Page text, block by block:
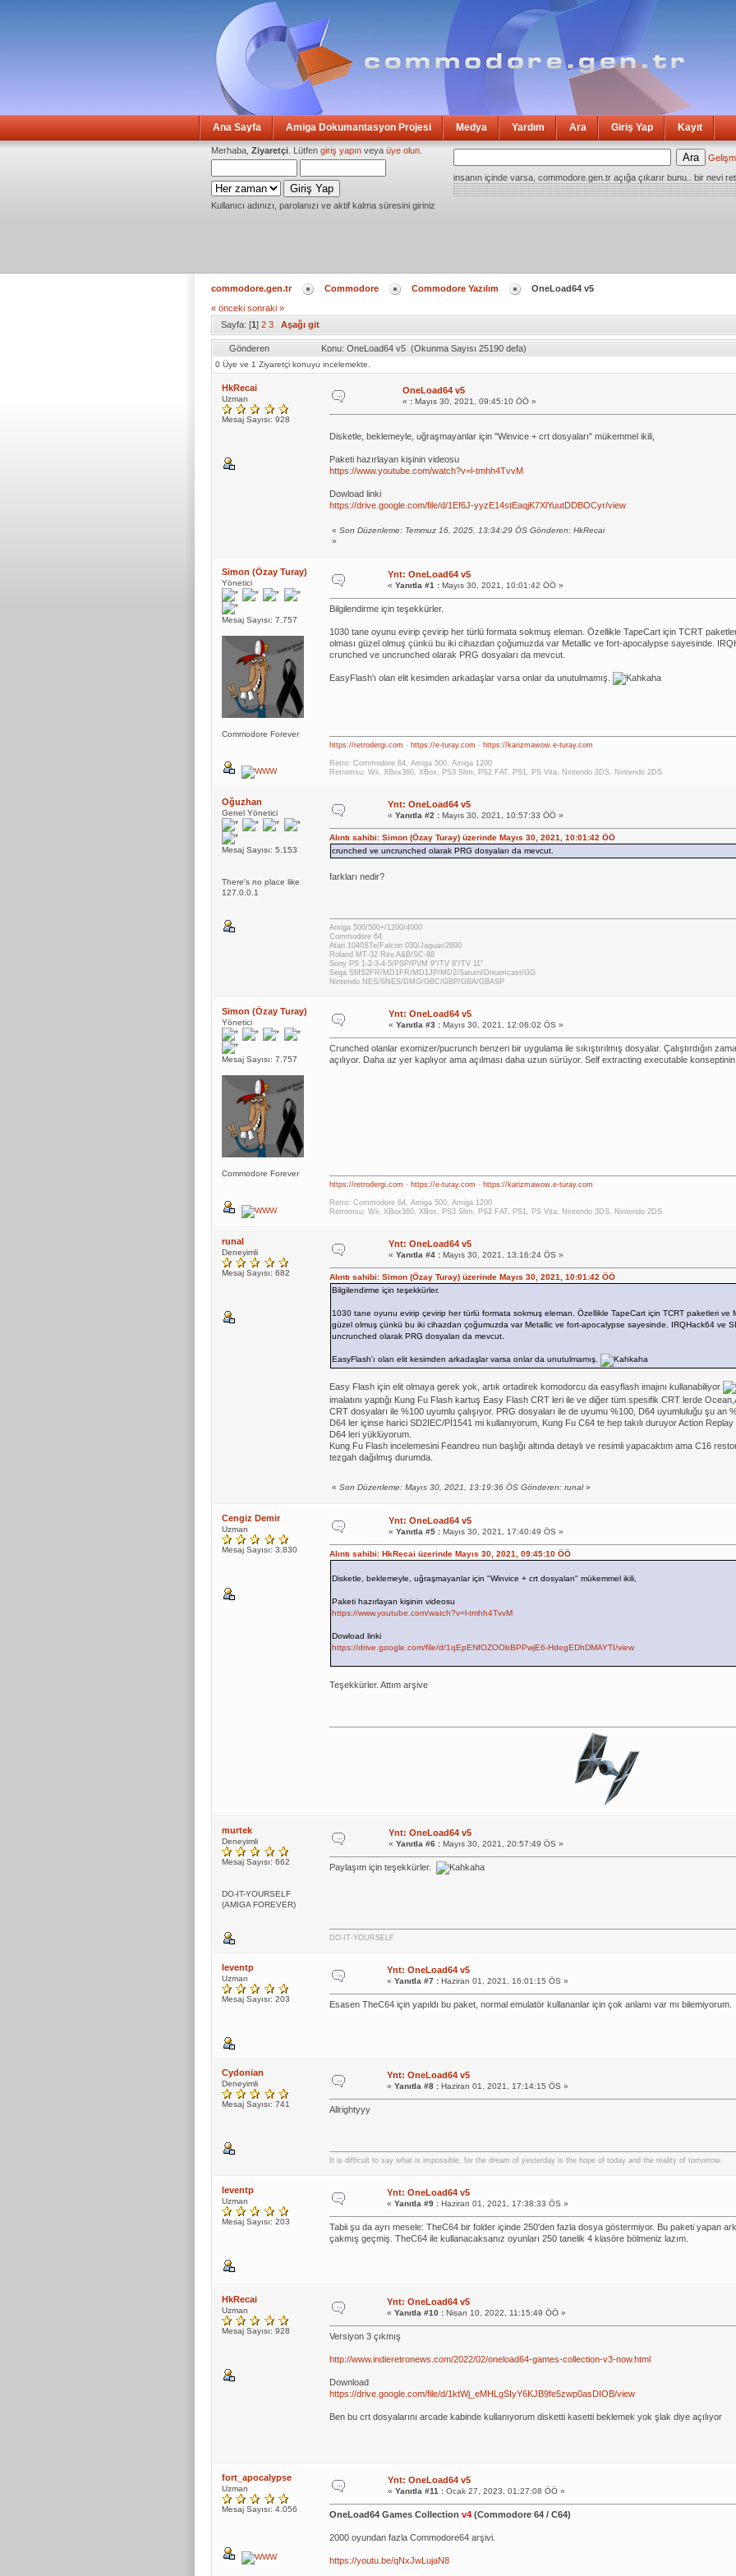
Ana Sayfa Amiga Dokumantasyon Projesi Medya Yardım Ara Giriş Yap Kayıt
Merhaba, Ziyaretçi . Lütfen giriş yapın veya üye olun
Kullanıcı adınızı, parolanızı ve aktif kalma süresini giriniz
insanın içinde varsa, commodore.gen.tr açığa çıkarır bunu.. bir nevi
commodore.gen.tr Commodore Commodore Yazılım
OneLoad64 v5
« önceki sonraki »
Sayfa: [1] 2 3 Aşağı git
Gönderen Konu: OneLoad64 v5 (Okunma Sayısı 25190 defa)
0 Üye ve 1 Ziyaretçi konuyu incelemekte.
HkRecai
Uzman
Mesaj Sayısı: 928
OneLoad64 v5
« :Mayıs 30, 2021, 09:45:10 ÖÖ »
Disketle, beklemeyle, uğraşmayanlar için "Winvice + crt dosyaları" mükemmel ikili,
Paketi hazırlayan kişinin videosu
https://www.youtube.com/watch?v=l-tmhh4TvvM
Dowload linki
https://drive.google.com/file/d/1Ef6J-yyzE14stEaqjK7XlYuutDDBOCyr/view
« Son Düzenleme: Temmuz 16, 2025, 13:34:29 ÖS Gönderen: HkRecai
»
Simon (Özay Turay)
Yönetici
Mesaj Sayısı: 7.757
Commodore Forever
Ynt: OneLoad64 v5
« Yanıtla #1 :Mayıs 30, 2021, 10:01:42 ÖÖ »
Bilgilendirme için teşekkürler.
1030 tane oyunu evirip çevirip her türlü formata sokmuş eleman. Özellikle TapeCart için TCRT
olması güzel olmuş çünkü bu iki cihazdan çoğumuzda var Metallic ve fort-apocalypse sayesinde.
crunched ve uncrunched olarak PRG dosyaları da mevcut.
EasyFlash'ı olan elit kesimden arkadaşlar varsa onlar da unutulmamış.
https://retrodergi.com - https://e-turay.com - https://karizmawow.e-turay.com
Retro: Commodore 64, Amiga 500, Amiga 1200
Retromsu: Wii, XBox360, XBox, PS3 Slim, PS2 FAT, PS1, PS Vita, Nintendo 3DS, Nintendo 2DS
Oğuzhan
Genel Yönetici
Mesaj Sayısı: 5.153
There's no place like
127.0.0.1
Ynt: OneLoad64 v5
« Yanıtla #2 :Mayıs 30, 2021, 10:57:33 ÖÖ »
Alıntı sahibi: Simon (Özay Turay) üzerinde Mayıs 30, 2021, 10:01:42 ÖÖ
crunched ve uncrunched olarak PRG dosyaları da mevcut.
farkları nedir?
Amiga 500/500+/1200/4000
Commodore 64
Atari 1040STe/Falcon 030/Jaguar/2600
Roland MT-32 Rev.A&B/SC-88
Sony PS 1-2-3-4-5/PSP/PVM 9"/TV 9"/TV 11"
Sega SMS2FR/MD1FR/MD1JP/MD2/Saturn/Dreamcast/GG
Nintendo NES/SNES/DMG/GBC/GBP/GBA/GBASP
Simon (Özay Turay)
Yönetici
Mesaj Sayısı: 7.757
Commodore Forever
Ynt: OneLoad64 v5
« Yanıtla #3 :Mayıs 30, 2021, 12:06:02 ÖS »
Crunched olanlar exomizer/pucrunch benzeri bir uygulama ile sıkıştırılmış dosyalar. Çalıştırdığın
açılıyor. Daha az yer kaplıyor ama açılması daha uzun sürüyor. Self extracting executable konseptinin
https://retrodergi.com - https://e-turay.com - https://karizmawow.e-turay.com
Retro: Commodore 64, Amiga 500, Amiga 1200
Retromsu: Wii, XBox360, XBox, PS3 Slim, PS2 FAT, PS1, PS Vita, Nintendo 3DS, Nintendo 2DS
runal
Deneyimli
Mesaj Sayısı: 682
Ynt: OneLoad64 v5
« Yanıtla #4 :Mayıs 30, 2021, 13:16:24 ÖS »
Alıntı sahibi: Simon (Özay Turay) üzerinde Mayıs 30, 2021, 10:01:42 ÖÖ
Bilgilendirme için teşekkürler.
1030 tane oyunu evirip çevirip her türlü formata sokmuş eleman. Özellikle TapeCart için TCRT paketleri ve
güzel olmuş çünkü bu iki cihazdan çoğumuzda var Metallic ve fort-apocalypse sayesinde. IRQHack64 ve
uncrunched olarak PRG dosyaları da mevcut.
EasyFlash'ı olan elit kesimden arkadaşlar varsa onlar da unutulmamış.
Easy Flash için elit olmaya gerek yok, artık ortadirek komodorcu da easyflash imajını kullanabiliyor
imalatını yaptığı Kung Fu Flash kartuş Easy Flash CRT leri ile ve diğer tüm spesifik CRT lerde
CRT dosyaları ile %100 uyumlu çalışıyor. PRG dosyaları ile de uyumu %100, D64 uyumluluğu şu an
D64 ler içinse harici SD2IEC/Pİ1541 mi kullanıyorum, Kung Fu C64 te hep takılı duruyor Action
D64 leri yüklüyorum.
Kung Fu Flash incelemesini Feandreu nun başlığı altında detaylı ve resimli yapacaktım ama C16
tezgah dağılmış durumda.
« Son Düzenleme: Mayıs 30, 2021, 13:19:36 ÖS Gönderen: runal»
Cengiz Demir
Uzman
Mesaj Sayısı: 3.830
Ynt: OneLoad64 v5
« Yanıtla #5 :Mayıs 30, 2021, 17:40:49 ÖS »
Alıntı sahibi: HkRecai üzerinde Mayıs 30, 2021, 09:45:10 ÖÖ
Disketle, beklemeyle, uğraşmayanlar için "Winvice + crt dosyaları" mükemmel ikili,
Paketi hazırlayan kişinin videosu
https://www.youtube.com/watch?v=l-tmhh4TvvM
Dowload linki
https://drive.google.com/file/d/1qEpENfOZOObBPPwjE6-HdegEDhDMAYTI/view
Teşekkürler. Attım arşive
murtek
Deneyimli
Mesaj Sayısı: 662
DO-IT-YOURSELF
(AMIGA FOREVER)
Ynt: OneLoad64 v5
« Yanıtla #6 :Mayıs 30, 2021, 20:57:49 ÖS »
Paylaşım için teşekkürler.
DO-IT-YOURSELF
leventp
Uzman
Mesaj Sayısı: 203
Ynt: OneLoad64 v5
« Yanıtla #7 :Haziran 01, 2021, 16:01:15 ÖS »
Esasen TheC64 için yapıldı bu paket, normal emulatör kullananlar için çok anlamı var mı bilemiyorum.
Cydonian
Deneyimli
Mesaj Sayısı: 741
Ynt: OneLoad64 v5
« Yanıtla #8 :Haziran 01, 2021, 17:14:15 ÖS »
Allrightyyy
It is difficult to say what is impossible, for the dream of yesterday is the hope of today and the reality of tomorrow.
leventp
Uzman
Mesaj Sayısı: 203
Ynt: OneLoad64 v5
« Yanıtla #9 :Haziran 01, 2021, 17:38:33 ÖS »
Tabii şu da ayrı mesele: TheC64 bir folder içinde 250'den fazla dosya göstermiyor. Bu paketi yapan
çakmış geçmiş. TheC64 ile kullanacaksanız oyunları 250 tanelik 4 klasöre bölmeniz lazım.
HkRecai
Uzman
Mesaj Sayısı: 928
Ynt: OneLoad64 v5
« Yanıtla #10 :Nisan 10, 2022, 11:15:49 ÖÖ »
Versiyon 3 çıkmış
http://www.indieretronews.com/2022/02/oneload64-games-collection-v3-now.html
Download
https://drive.google.com/file/d/1ktWj_eMHLgSIyY6KJB9fe5zwp0asDIOB/view
Ben bu crt dosyalarını arcade kabinde kullanıyorum disketti kasetti beklemek yok şlak diye açılıyor
fort_apocalypse
Uzman
Mesaj Sayısı: 4.056
Ynt: OneLoad64 v5
« Yanıtla #11 :Ocak 27, 2023, 01:27:08 ÖÖ »
OneLoad64 Games Collection v4(Commodore 64 / C64)
2000 oyundan fazla Commodore64 arşivi.
https://youtu.be/qNxJwLujaN8